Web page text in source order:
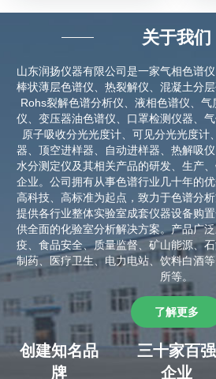
关于我们
山东润扬仪器有限公司是一家气相色谱
棒状薄层色谱仪、热裂解仪、混凝土分
Rohs裂解色谱分析仪、液相色谱仪、
仪、变压器油色谱仪、口罩检测仪器、
原子吸收分光光度计、可见分光光度计
器、顶空进样器、自动进样器、热解吸
水分测定仪及其相关产品的研发、生产
企业。公司拥有从事色谱行业几十年的
高科技、高标准为起点，致力于色谱分
提供各行业整体实验室成套仪器设备购
供全面的化验室分析解决方案。产品广
疫、食品安全、质量监督、矿山能源、
制药、医疗卫生、电力电站、饮料白酒
所等。
了解更多
创建知名品
牌
三十家百强
企业